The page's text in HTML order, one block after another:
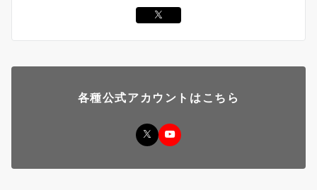
各種公式アカウントはこちら